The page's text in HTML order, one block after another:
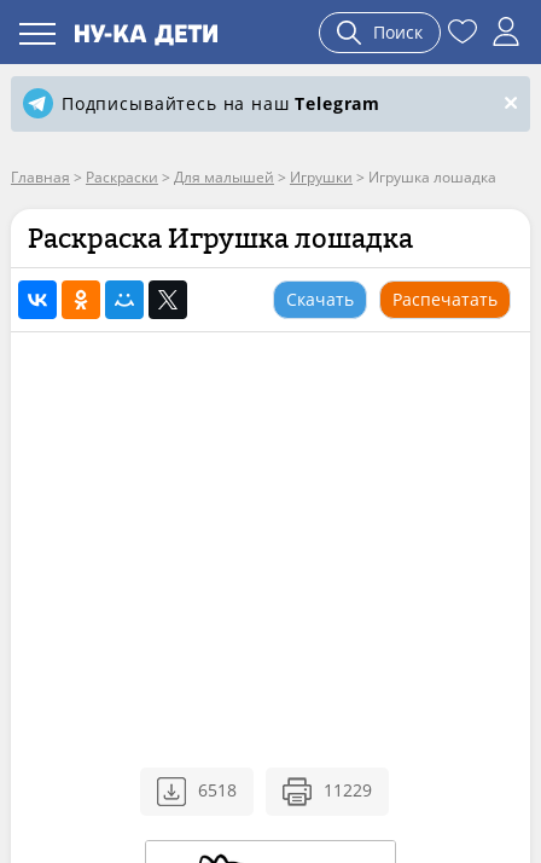
Поиск
Подписывайтесь на нашTelegram
Главная > Раскраски > Для малышей > Игрушки > Игрушка лошадка
Раскраска Игрушка лошадка
Скачать Распечатать
6518 11229